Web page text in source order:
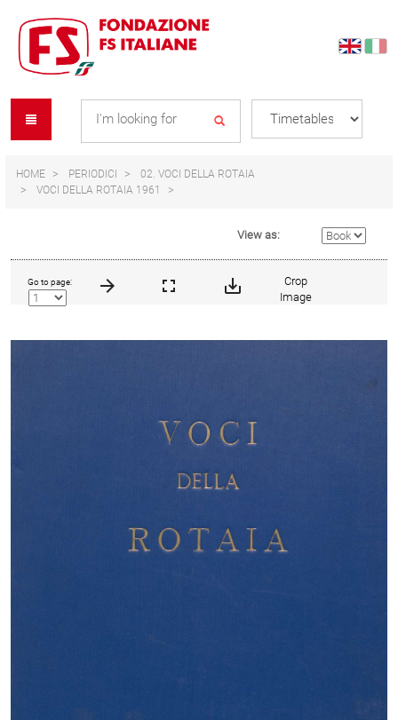
content
navigation
menu
HOME PERIODICI
02. VOCI DELLA ROTAIA
VOCI DELLA ROTAIA 1961
View as:
Go to page:
Crop
Image